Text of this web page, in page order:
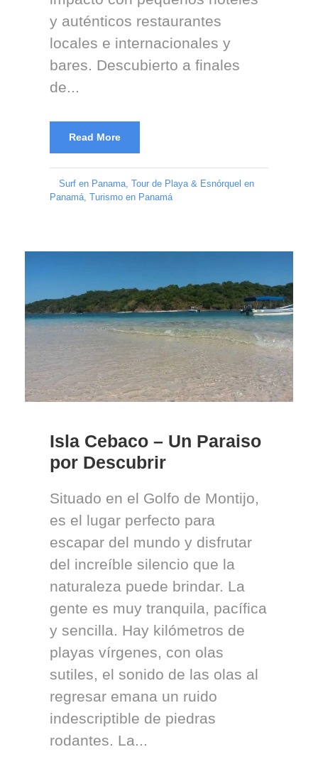
y auténticos restaurantes
locales e internacionales y
bares. Descubierto a finales
de...
Read More
Surf en Panama Tour de Playa & Esnórquel en
Panamá Turismo en Panamá
Isla Cebaco – Un Paraiso
por Descubrir
Situado en el Golfo de Montijo,
es el lugar perfecto para
escapar del mundo y disfrutar
del increíble silencio que la
naturaleza puede brindar. La
gente es muy tranquila, pacífica
y sencilla. Hay kilómetros de
playas vírgenes, con olas
sutiles, el sonido de las olas al
regresar emana un ruido
indescriptible de piedras
rodantes. La...